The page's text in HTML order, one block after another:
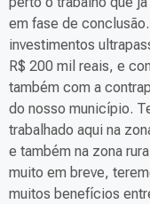
em fase de conclusão.
investimentos
R$ 200 mil reais, e
também com a
do nosso município.
trabalhado aqui na
e também na zona
muito em breve,
muitos benefícios